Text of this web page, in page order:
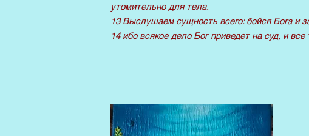
утомительно для тела.
13 Выслушаем сущность всего: бойся Бога и
14 ибо всякое дело Бог приведет на суд, и